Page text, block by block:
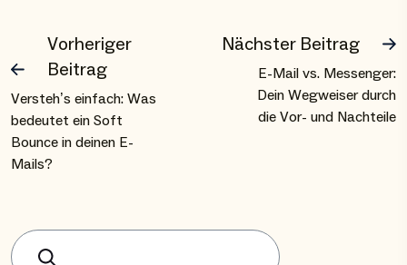
Vorheriger
Beitrag
Versteh’s einfach: Was
bedeutet ein Soft
Bounce in deinen E-
Mails?
Nächster Beitrag
E-Mail vs. Messenger:
Dein Wegweiser durch
die Vor- und Nachteile
Suchen